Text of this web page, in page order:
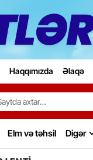
Haqqımızda Əlaqə
Elm və təhsil Digər